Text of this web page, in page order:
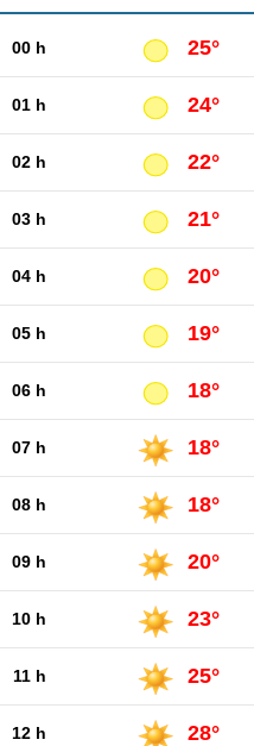
00 h 25°
01 h 24°
02 h 22°
03 h 21°
04 h 20°
05 h 19°
06 h 18°
07 h 18°
08 h 18°
09 h 20°
10 h 23°
11 h 25°
12 h 28°